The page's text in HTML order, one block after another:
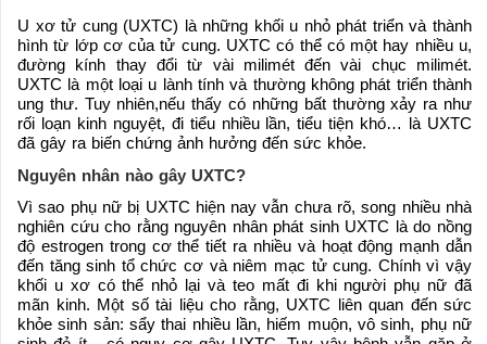
U xơ tử cung (UXTC) là những khối u nhỏ phát triển và thành
hình từ lớp cơ của tử cung. UXTC có thể có một hay nhiều u,
đường kính thay đổi từ vài milimét đến vài chục milimét.
UXTC là một loại u lành tính và thường không phát triển thành
ung thư. Tuy nhiên,nếu thấy có những bất thường xảy ra như
rối loạn kinh nguyệt, đi tiểu nhiều lần, tiểu tiện khó… là UXTC
đã gây ra biến chứng ảnh hưởng đến sức khỏe.
Nguyên nhân nào gây UXTC?
Vì sao phụ nữ bị UXTC hiện nay vẫn chưa rõ, song nhiều nhà
nghiên cứu cho rằng nguyên nhân phát sinh UXTC là do nồng
độ estrogen trong cơ thể tiết ra nhiều và hoạt động mạnh dẫn
đến tăng sinh tổ chức cơ và niêm mạc tử cung. Chính vì vậy
khối u xơ có thể nhỏ lại và teo mất đi khi người phụ nữ đã
mãn kinh. Một số tài liệu cho rằng, UXTC liên quan đến sức
khỏe sinh sản: sẩy thai nhiều lần, hiếm muộn, vô sinh, phụ nữ